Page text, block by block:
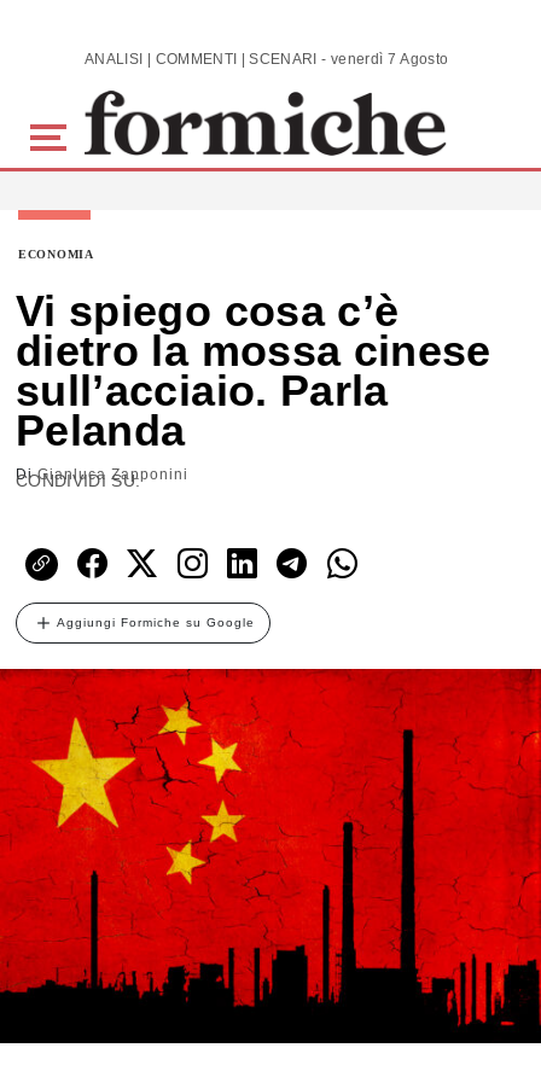
Skip to main content ANALISI | COMMENTI | SCENARI - venerdì 7 Agosto 2026
ECONOMIA
Vi spiego cosa c’è
dietro la mossa cinese
sull’acciaio. Parla
Pelanda
DiGianluca Zapponini
CONDIVIDI SU:
Aggiungi Formiche su Google